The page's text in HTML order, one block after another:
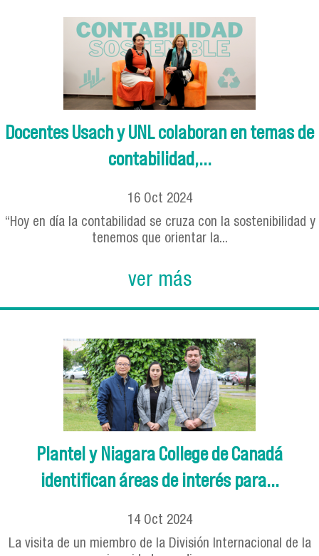
Docentes Usach y UNL colaboran en temas de
contabilidad,...
16 Oct 2024
“Hoy en día la contabilidad se cruza con la sostenibilidad y
tenemos que orientar la...
ver más
Plantel y Niagara College de Canadá
identifican áreas de interés para...
14 Oct 2024
La visita de un miembro de la División Internacional de la